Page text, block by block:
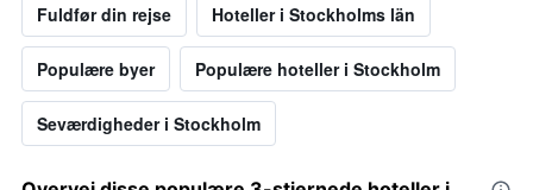
Fuldfør din rejse Hoteller i Stockholms län
Populære byer Populære hoteller i Stockholm
Seværdigheder i Stockholm